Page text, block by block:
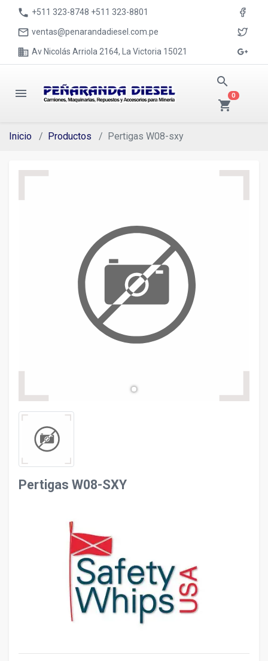
phone +511 323-8748 +511 323-8801
mail_outline ventas@penarandadiesel.com.pe
business Av Nicolás Arriola 2164, La Victoria 15021
menu
search
shopping_cart
0
Inicio Productos Pertigas W08-sxy
Pertigas W08-SXY